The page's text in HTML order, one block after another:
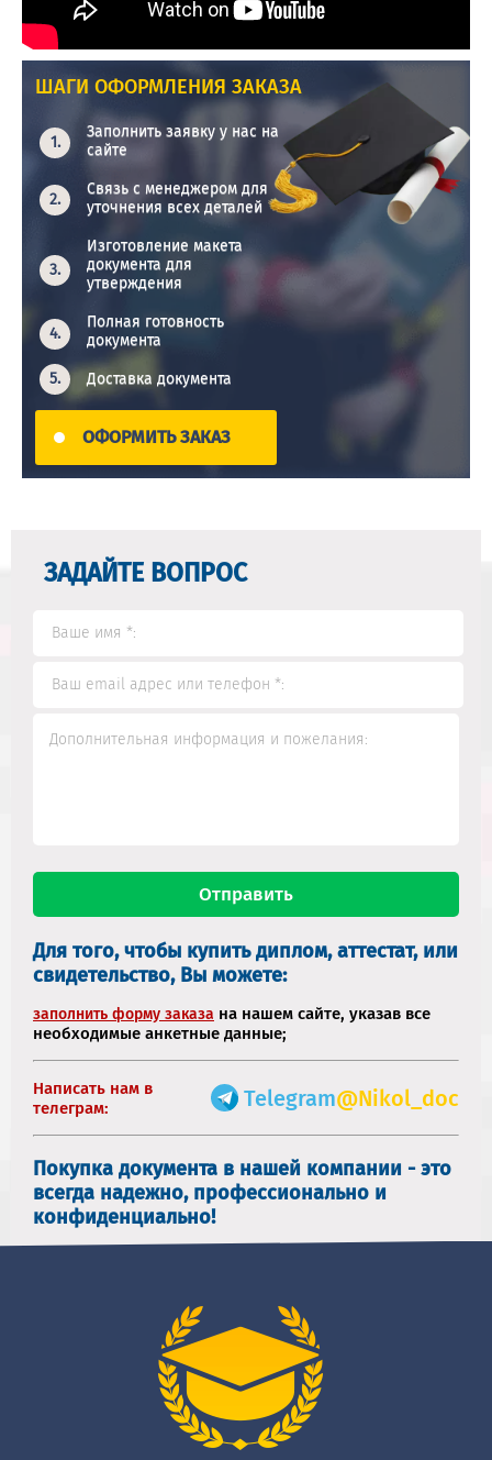
ШАГИ ОФОРМЛЕНИЯ ЗАКАЗА
Заполнить заявку у нас на
сайте
Связь с менеджером для
уточнения всех деталей
Изготовление макета
документа для
утверждения
Полная готовность
документа
Доставка документа
ОФОРМИТЬ ЗАКАЗ
ЗАДАЙТЕ ВОПРОС
Для того, чтобы купить диплом, аттестат, или
свидетельство, Вы можете:
заполнить форму заказа на нашем сайте, указав все
необходимые анкетные данные;
Написать нам в
телеграм:
Telegram@Nikol_doc
Покупка документа в нашей компании - это
всегда надежно, профессионально и
конфиденциально!